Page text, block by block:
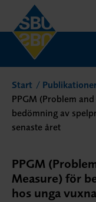
Start
PPGM (Problem
bedömning av
senaste året
PPGM
Measure) för
hos unga